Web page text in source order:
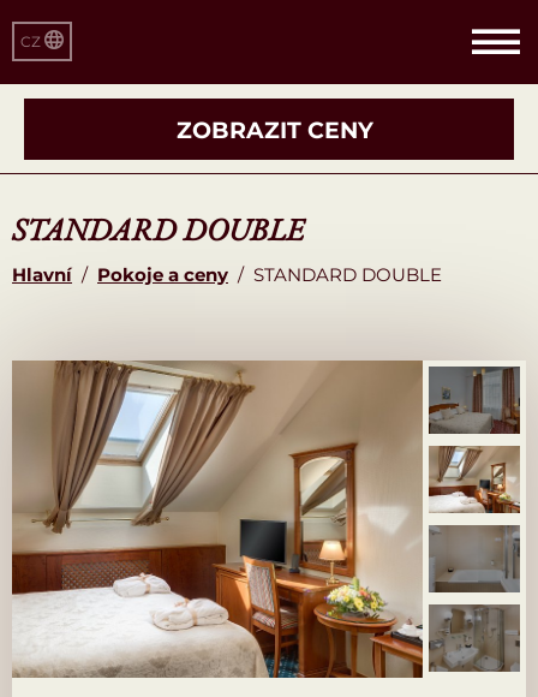
ZOBRAZIT CENY
CZ
STANDARD DOUBLE
Hlavní / Pokoje a ceny / STANDARD DOUBLE